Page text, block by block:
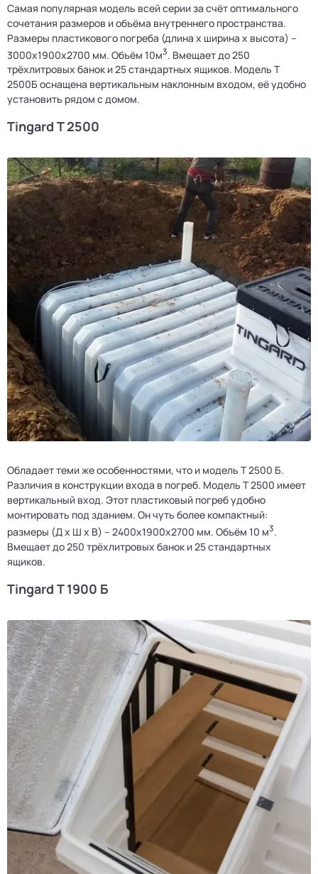
Самая популярная модель всей серии за счёт оптимального
сочетания размеров и объёма внутреннего пространства.
Размеры пластикового погреба (длина х ширина х высота) –
3000х1900х2700 мм. Объём 10м3. Вмещает до 250
трёхлитровых банок и 25 стандартных ящиков. Модель Т
2500Б оснащена вертикальным наклонным входом, её удобно
установить рядом с домом.
Tingard Т 2500
Обладает теми же особенностями, что и модель Т 2500 Б.
Различия в конструкции входа в погреб. Модель Т 2500 имеет
вертикальный вход. Этот пластиковый погреб удобно
монтировать под зданием. Он чуть более компактный:
размеры (Д х Ш х В) – 2400x1900x2700 мм. Объём 10 м3.
Вмещает до 250 трёхлитровых банок и 25 стандартных
ящиков.
Tingard Т 1900 Б